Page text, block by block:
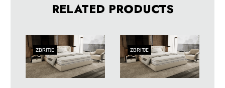
RELATED PRODUCTS
ZBRITJE ZBRITJE